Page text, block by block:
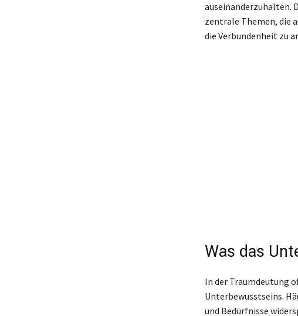
auseinanderzuhalten.
zentrale Themen, die
die Verbundenheit zu
Was das
In der Traumdeutung
Unterbewusstseins.
und Bedürfnisse